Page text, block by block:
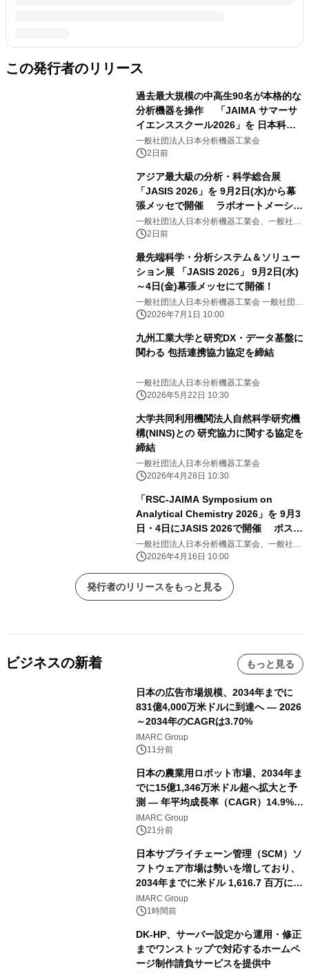
この発行者のリリース
過去最大規模の中高生90名が本格的な
分析機器を操作 「JAIMA サマーサ
イエンススクール2026」を 日本科学
未来館で開催
一般社団法人日本分析機器工業会
2日前
アジア最大級の分析・科学総合展
「JASIS 2026」を 9月2日(水)から幕
張メッセで開催 ラボオートメーショ
ン・フィジカルAI ― 研究開発を変え
る最新ソリューションなどの見どころ
一般社団法人日本分析機器工業会、一般社団
法人日本科学機器協会
2日前
最先端科学・分析システム＆ソリュー
ション展 「JASIS 2026」 9月2日(水)
～4日(金)幕張メッセにて開催！
一般社団法人日本分析機器工業会 一般社団法
人日本科学機器協会
2026年7月1日 10:00
九州工業大学と研究DX・データ基盤に
関わる 包括連携協力協定を締結
一般社団法人日本分析機器工業会
2026年5月22日 10:30
大学共同利用機関法人自然科学研究機
構(NINS)との 研究協力に関する協定を
締結
一般社団法人日本分析機器工業会
2026年4月28日 10:30
「RSC-JAIMA Symposium on
Analytical Chemistry 2026」を 9月3
日・4日にJASIS 2026で開催 ポスタ
ーセッション募集開始
一般社団法人日本分析機器工業会、一般社団
法人日本科学機器協会
2026年4月16日 10:00
発行者のリリースをもっと見る
ビジネスの新着 もっと見る
日本の広告市場規模、2034年までに
831億4,000万米ドルに到達へ ― 2026
～2034年のCAGRは3.70%
IMARC Group
11分前
日本の農業用ロボット市場、2034年ま
でに15億1,346万米ドル超へ拡大と予
測 ― 年平均成長率（CAGR）14.9%を
記録
IMARC Group
21分前
日本サプライチェーン管理（SCM）ソ
フトウェア市場は勢いを増しており、
2034年までに米ドル 1,616.7 百万に達
し、CAGR 3.42%で成長すると予測
IMARC Group
1時間前
DK-HP、サーバー設定から運用・修正
までワンストップで対応するホームペ
ージ制作請負サービスを提供中